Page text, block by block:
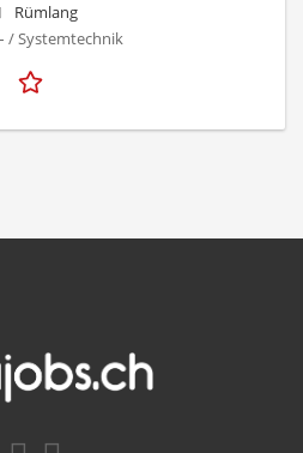
Rümlang
/ Systemtechnik